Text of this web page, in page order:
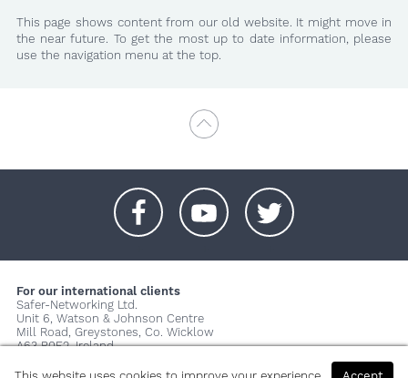
This page shows content from our old website. It might move in
the near future. To get the most up to date information, please
use the navigation menu at the top.
For our international clients
Safer-Networking Ltd.
Unit 6, Watson & Johnson Centre
Mill Road, Greystones, Co. Wicklow
A63 P0E2, Ireland
© 2026 Copyright Safer-Networking Ltd. | Imprint|Privacy Policy|